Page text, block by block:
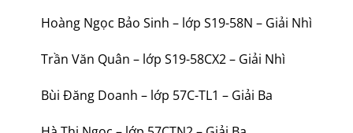
Hoàng Ngọc Bảo Sinh – lớp S19-58N – Giải Nhì
Trần Văn Quân – lớp S19-58CX2 – Giải Nhì
Bùi Đăng Doanh – lớp 57C-TL1 – Giải Ba